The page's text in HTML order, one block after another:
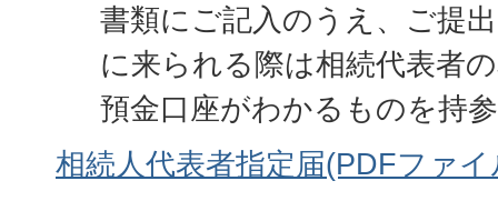
書類にご記入のうえ、ご提
に来られる際は相続代表者
預金口座がわかるものを持
相続人代表者指定届(PDFファ